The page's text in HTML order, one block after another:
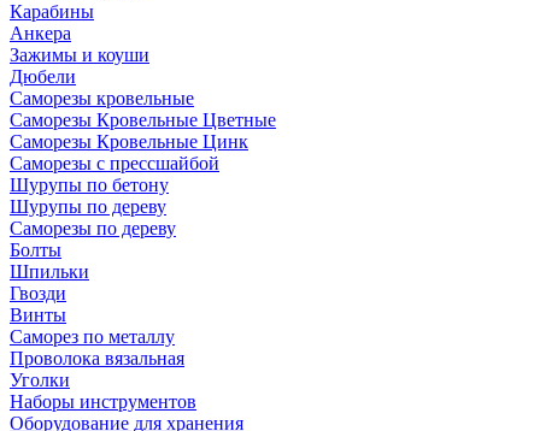
Карабины
Анкера
Зажимы и коуши
Дюбели
Саморезы кровельные
Саморезы Кровельные Цветные
Саморезы Кровельные Цинк
Саморезы с прессшайбой
Шурупы по бетону
Шурупы по дереву
Саморезы по дереву
Болты
Шпильки
Гвозди
Винты
Саморез по металлу
Проволока вязальная
Уголки
Наборы инструментов
Оборудование для хранения